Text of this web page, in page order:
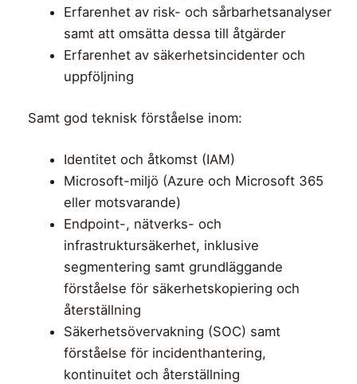
Erfarenhet av risk- och sårbarhetsanalyser
samt att omsätta dessa till åtgärder
Erfarenhet av säkerhetsincidenter och
uppföljning
Samt god teknisk förståelse inom:
Identitet och åtkomst (IAM)
Microsoft-miljö (Azure och Microsoft 365
eller motsvarande)
Endpoint-, nätverks- och
infrastruktursäkerhet, inklusive
segmentering samt grundläggande
förståelse för säkerhetskopiering och
återställning
Säkerhetsövervakning (SOC) samt
förståelse för incidenthantering,
kontinuitet och återställning